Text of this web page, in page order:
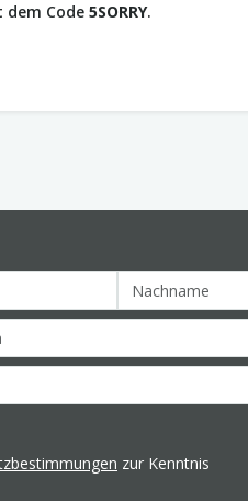
Code 5SORRY.
zur Kenntnis